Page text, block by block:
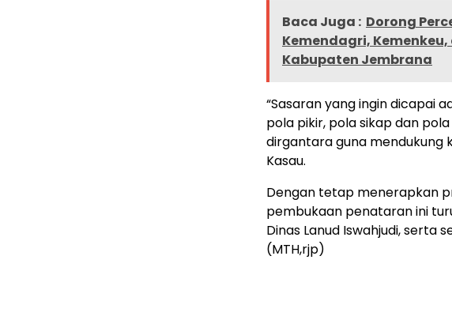
Baca Juga : Dorong
Kemendagri, Kemenkeu,
Kabupaten Jembrana
“Sasaran yang ingin dicapai
pola pikir, pola sikap dan
dirgantara guna mendukung
Kasau.
Dengan tetap menerapkan
pembukaan penataran ini
Dinas Lanud Iswahjudi, serta
(MTH,rjp)